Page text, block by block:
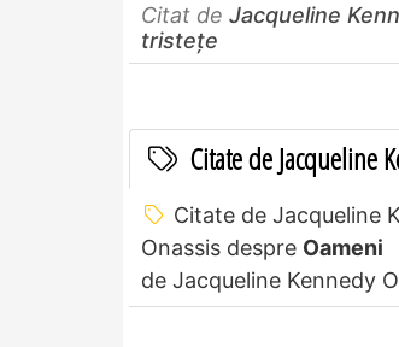
Citat de Jacqueline
tristețe
Citate de Jacqueline
Citate de Jacqueline
Onassis despre Oameni
de Jacqueline Kennedy